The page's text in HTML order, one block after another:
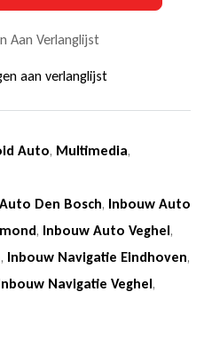
Aan Verlanglijst
aan verlanglijst
Auto, Multimedia,
Den Bosch, Inbouw Auto
, Inbouw Auto Veghel,
, Inbouw Navigatie Eindhoven,
Navigatie Veghel,